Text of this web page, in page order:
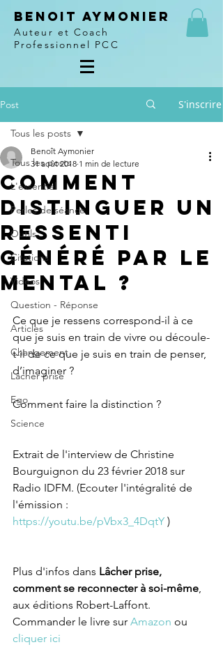
Benoit Aymonier
Auteur et Coach
Professionnel PCC
Post S'inscrire
Tous les posts
L'essentiel
Perles de séance
Outils
Citations
Vidéos
Question - Réponse
Articles
Changement
Lâcher prise
Ego
Science
Tous les posts
COMMENT
DISTINGUER UN
RESSENTI
GÉNÉRÉ PAR LE
MENTAL ?
Benoît Aymonier
31 août 2018 1 min de lecture
Ce que je ressens correspond-il à ce
que je suis en train de vivre ou découle-
t-il de ce que je suis en train de penser,
d’imaginer ?
Comment faire la distinction ?
Extrait de l'interview de Christine
Bourguignon du 23 février 2018 sur
Radio IDFM. (Ecouter l'intégralité de
l'émission :
https://youtu.be/pVbx3_4DqtY )
Plus d'infos dans Lâcher prise,
comment se reconnecter à soi-même
aux éditions Robert-Laffont.
Commander le livre sur Amazon ou
cliquer ici